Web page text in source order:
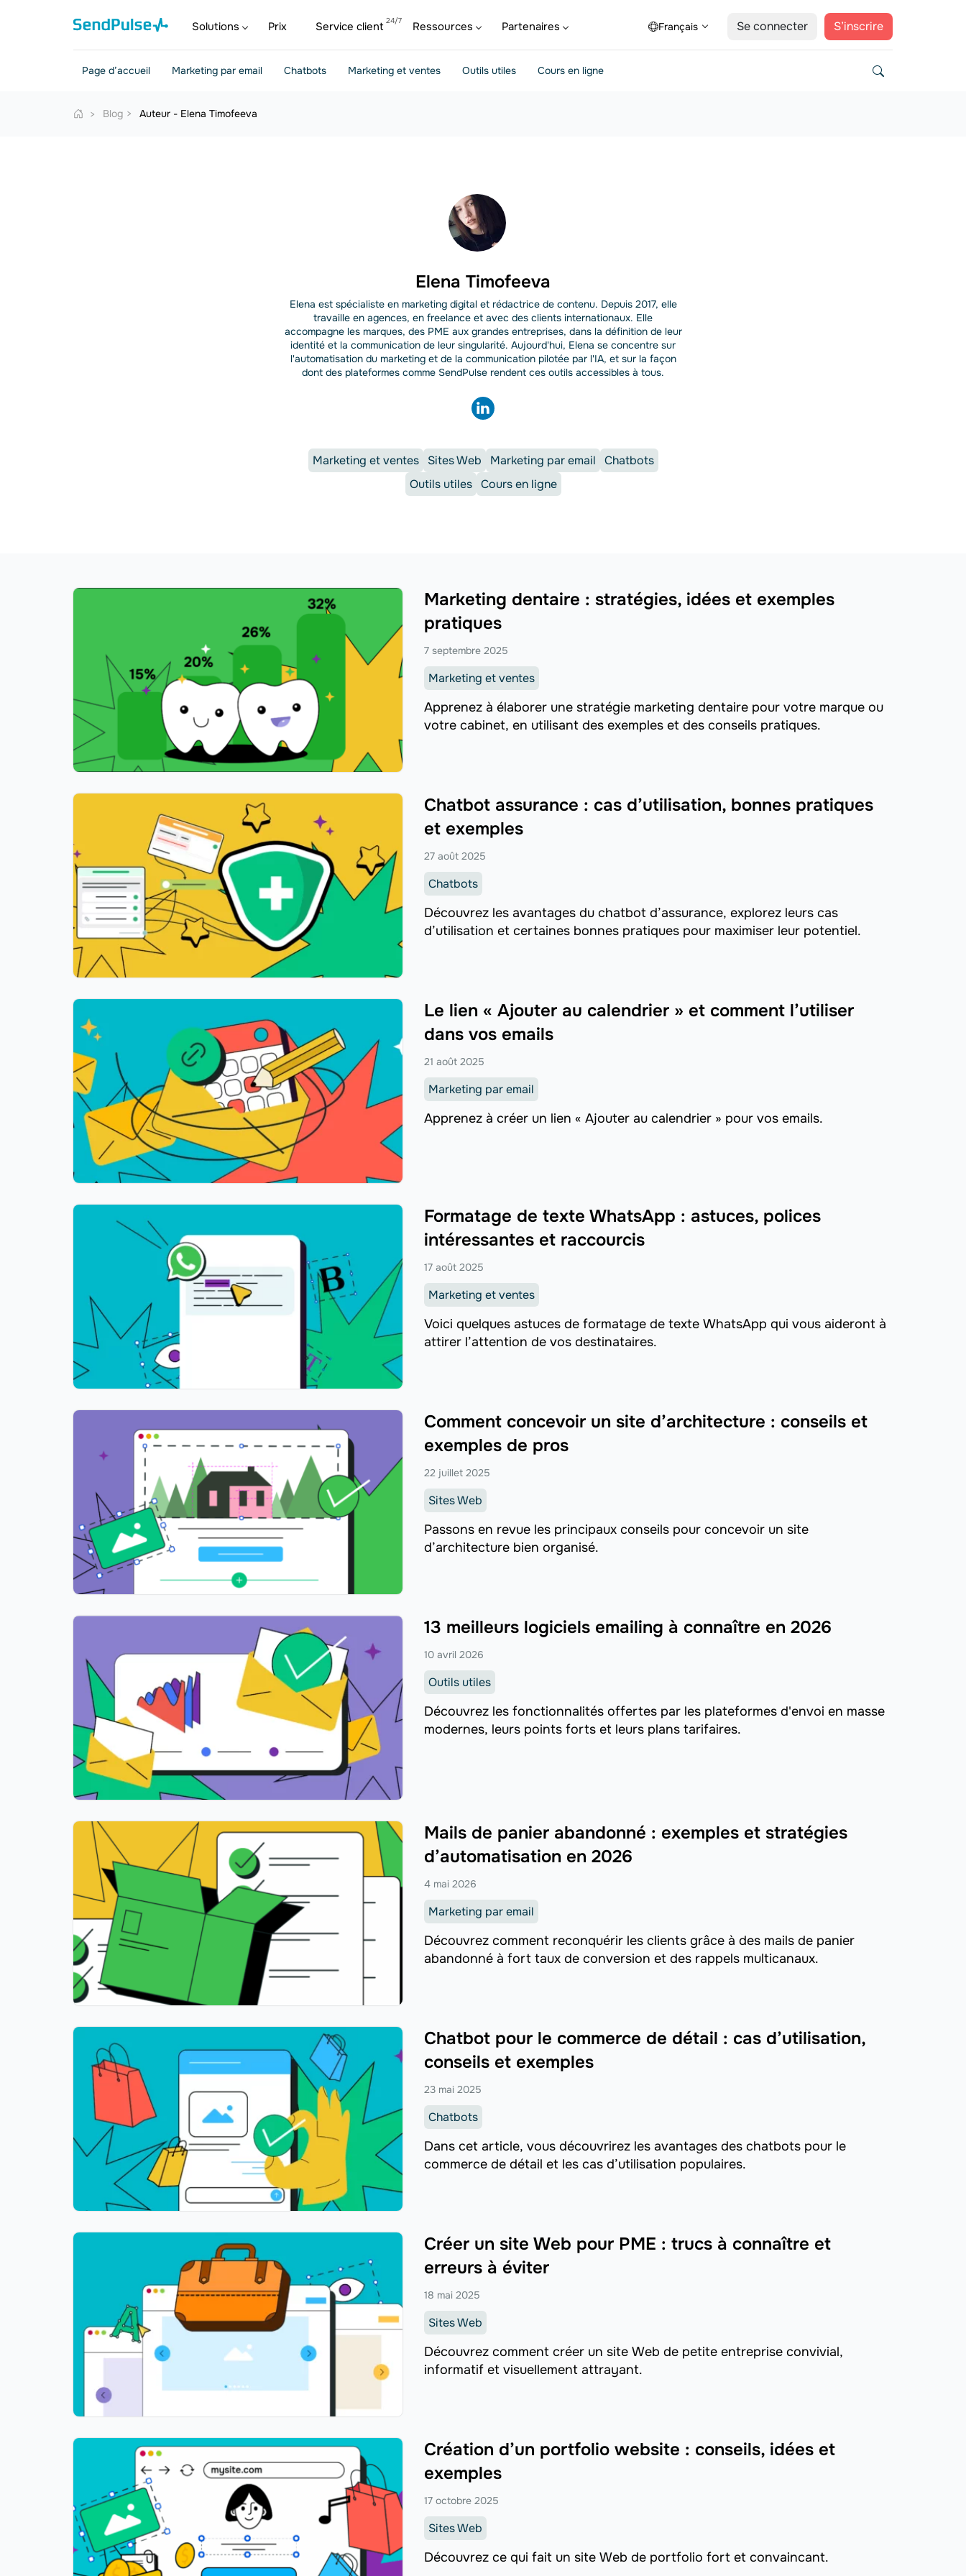
Français Se connecter S’inscrire
Solutions Prix Service client Ressources Partenaires
Page d’accueil Marketing par email Chatbots Marketing et ventes Outils utiles Cours en ligne
Blog Auteur - Elena Timofeeva
Elena Timofeeva
Elena est spécialiste en marketing digital et rédactrice de contenu. Depuis 2017, elle
travaille en agences, en freelance et avec des clients internationaux. Elle
accompagne les marques, des PME aux grandes entreprises, dans la définition de leur
identité et la communication de leur singularité. Aujourd'hui, Elena se concentre sur
l'automatisation du marketing et de la communication pilotée par l'IA, et sur la façon
dont des plateformes comme SendPulse rendent ces outils accessibles à tous.
Marketing et ventes Sites Web Marketing par email
Chatbots
Outils utiles Cours en ligne
Marketing dentaire : stratégies, idées et exemples
pratiques
7 septembre 2025
Marketing et ventes
Apprenez à élaborer une stratégie marketing dentaire pour votre marque ou
votre cabinet, en utilisant des exemples et des conseils pratiques.
Chatbot assurance : cas d’utilisation, bonnes pratiques
et exemples
27 août 2025
Chatbots
Découvrez les avantages du chatbot d’assurance, explorez leurs cas
d’utilisation et certaines bonnes pratiques pour maximiser leur potentiel.
Le lien « Ajouter au calendrier » et comment l’utiliser
dans vos emails
21 août 2025
Marketing par email
Apprenez à créer un lien « Ajouter au calendrier » pour vos emails.
Formatage de texte WhatsApp : astuces, polices
intéressantes et raccourcis
17 août 2025
Marketing et ventes
Voici quelques astuces de formatage de texte WhatsApp qui vous aideront à
attirer l’attention de vos destinataires.
Comment concevoir un site d’architecture : conseils et
exemples de pros
22 juillet 2025
Sites Web
Passons en revue les principaux conseils pour concevoir un site
d’architecture bien organisé.
13 meilleurs logiciels emailing à connaître en 2026
10 avril 2026
Outils utiles
Découvrez les fonctionnalités offertes par les plateformes d'envoi en masse
modernes, leurs points forts et leurs plans tarifaires.
Mails de panier abandonné : exemples et stratégies
d’automatisation en 2026
4 mai 2026
Marketing par email
Découvrez comment reconquérir les clients grâce à des mails de panier
abandonné à fort taux de conversion et des rappels multicanaux.
Chatbot pour le commerce de détail : cas d’utilisation,
conseils et exemples
23 mai 2025
Chatbots
Dans cet article, vous découvrirez les avantages des chatbots pour le
commerce de détail et les cas d’utilisation populaires.
Créer un site Web pour PME : trucs à connaître et
erreurs à éviter
18 mai 2025
Sites Web
Découvrez comment créer un site Web de petite entreprise convivial,
informatif et visuellement attrayant.
Création d’un portfolio website : conseils, idées et
exemples
17 octobre 2025
Sites Web
Découvrez ce qui fait un site Web de portfolio fort et convaincant.